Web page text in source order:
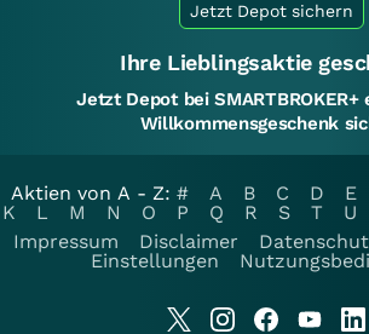
Jetzt Depot sichern
Ihre Lieblingsaktie
Jetzt Depot bei
Willkommensgeschenk
Aktien von A - Z: # A B C D E
K
L M N O P Q R S T U
Impressum
Disclaimer
Einstellungen